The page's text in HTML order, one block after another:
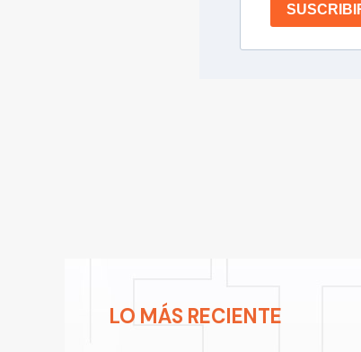
LO MÁS RECIENTE